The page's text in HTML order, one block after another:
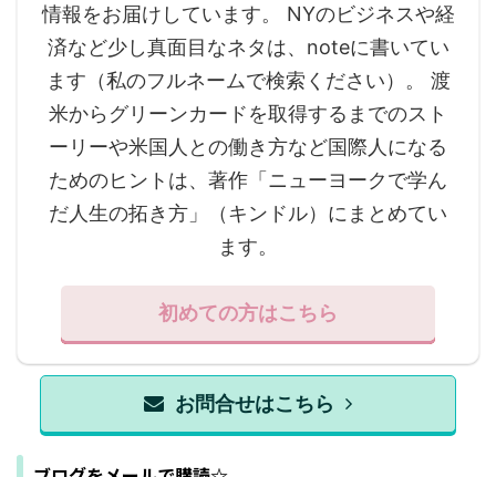
情報をお届けしています。 NYのビジネスや経
済など少し真面目なネタは、noteに書いてい
ます（私のフルネームで検索ください）。 渡
米からグリーンカードを取得するまでのスト
ーリーや米国人との働き方など国際人になる
ためのヒントは、著作「ニューヨークで学ん
だ人生の拓き方」（キンドル）にまとめてい
ます。
初めての方はこちら
お問合せはこちら